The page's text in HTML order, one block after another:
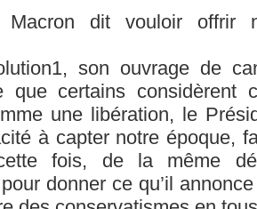
Macron dit vouloir offrir
son ouvrage de
que certains considèrent
une libération, le
à capter notre époque,
fois, de la même
donner ce qu’il